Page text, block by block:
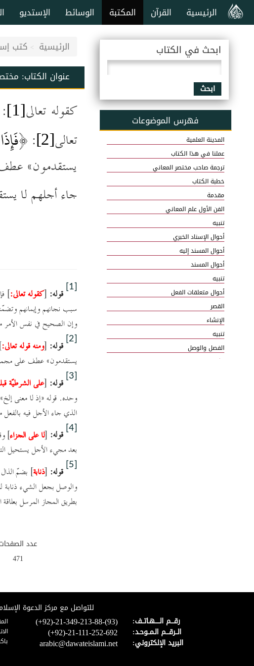
الإستديو الوسائط المكتبة القرآن الرئيسية
الرئيسية كتب
عنوان الكتاب:
كقوله تعالى[1]
تعالى[2]: ﴿
يستقدمون¼ عطف
جاء أجلهم لا
[1] قوله: [كقوله تعالى:]
سبب نجاتهم وإيمانهم
وإن الصحيح في نفس الأمر
[2] قوله: [ومنه قوله تعالى:
يستقدمون¼ عطف على
[3] قوله: [على الشرطيّة
وحده. قوله ½إذ لا معنى
الذي جاء الأجل فيه بالفعل
[4] قوله: [لا على الجزاء]
بعد مجيء الأجل يستحيل
[5] قوله: [ذنابة] بضمّ
والوصل بجعل الشيء ذنابة
بطريق المجاز المرسل
عدد
471
ابحث في الكتاب
ابحث
فهرس الموضوعات
المدينة العلمية
عملنا في هذا الكتاب
ترجمة صاحب مختصر المعاني
خطبة الكتاب
مقدمة
الفن الأول علم المعاني
تنبيه
أحوال الإسناد الخبري
أحوال المسند إليه
أحوال المسند
تنبيه
أحوال متعلقات الفعل
القصر
الإنشاء
تنبيه
الفصل والوصل
تذنيب
للتواصل مع مركز الدعوة
(+92)-21-349-213-88-(93) رقـــم الـــــهـاتــف:
(+92)-21-111-252-692 الــرقـــم الـمــوحـد:
arabic@dawateislami.net البريد الإلكتروني: